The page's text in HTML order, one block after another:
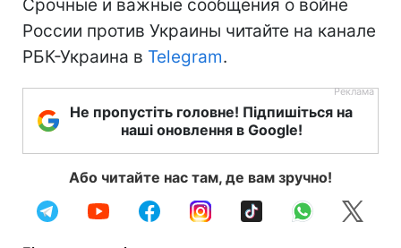
Срочные и важные сообщения о войне
России против Украины читайте на канале
РБК-Украина в Telegram.
Не пропустіть головне! Підпишіться на
наші оновлення в Google!
Або читайте нас там, де вам зручно!